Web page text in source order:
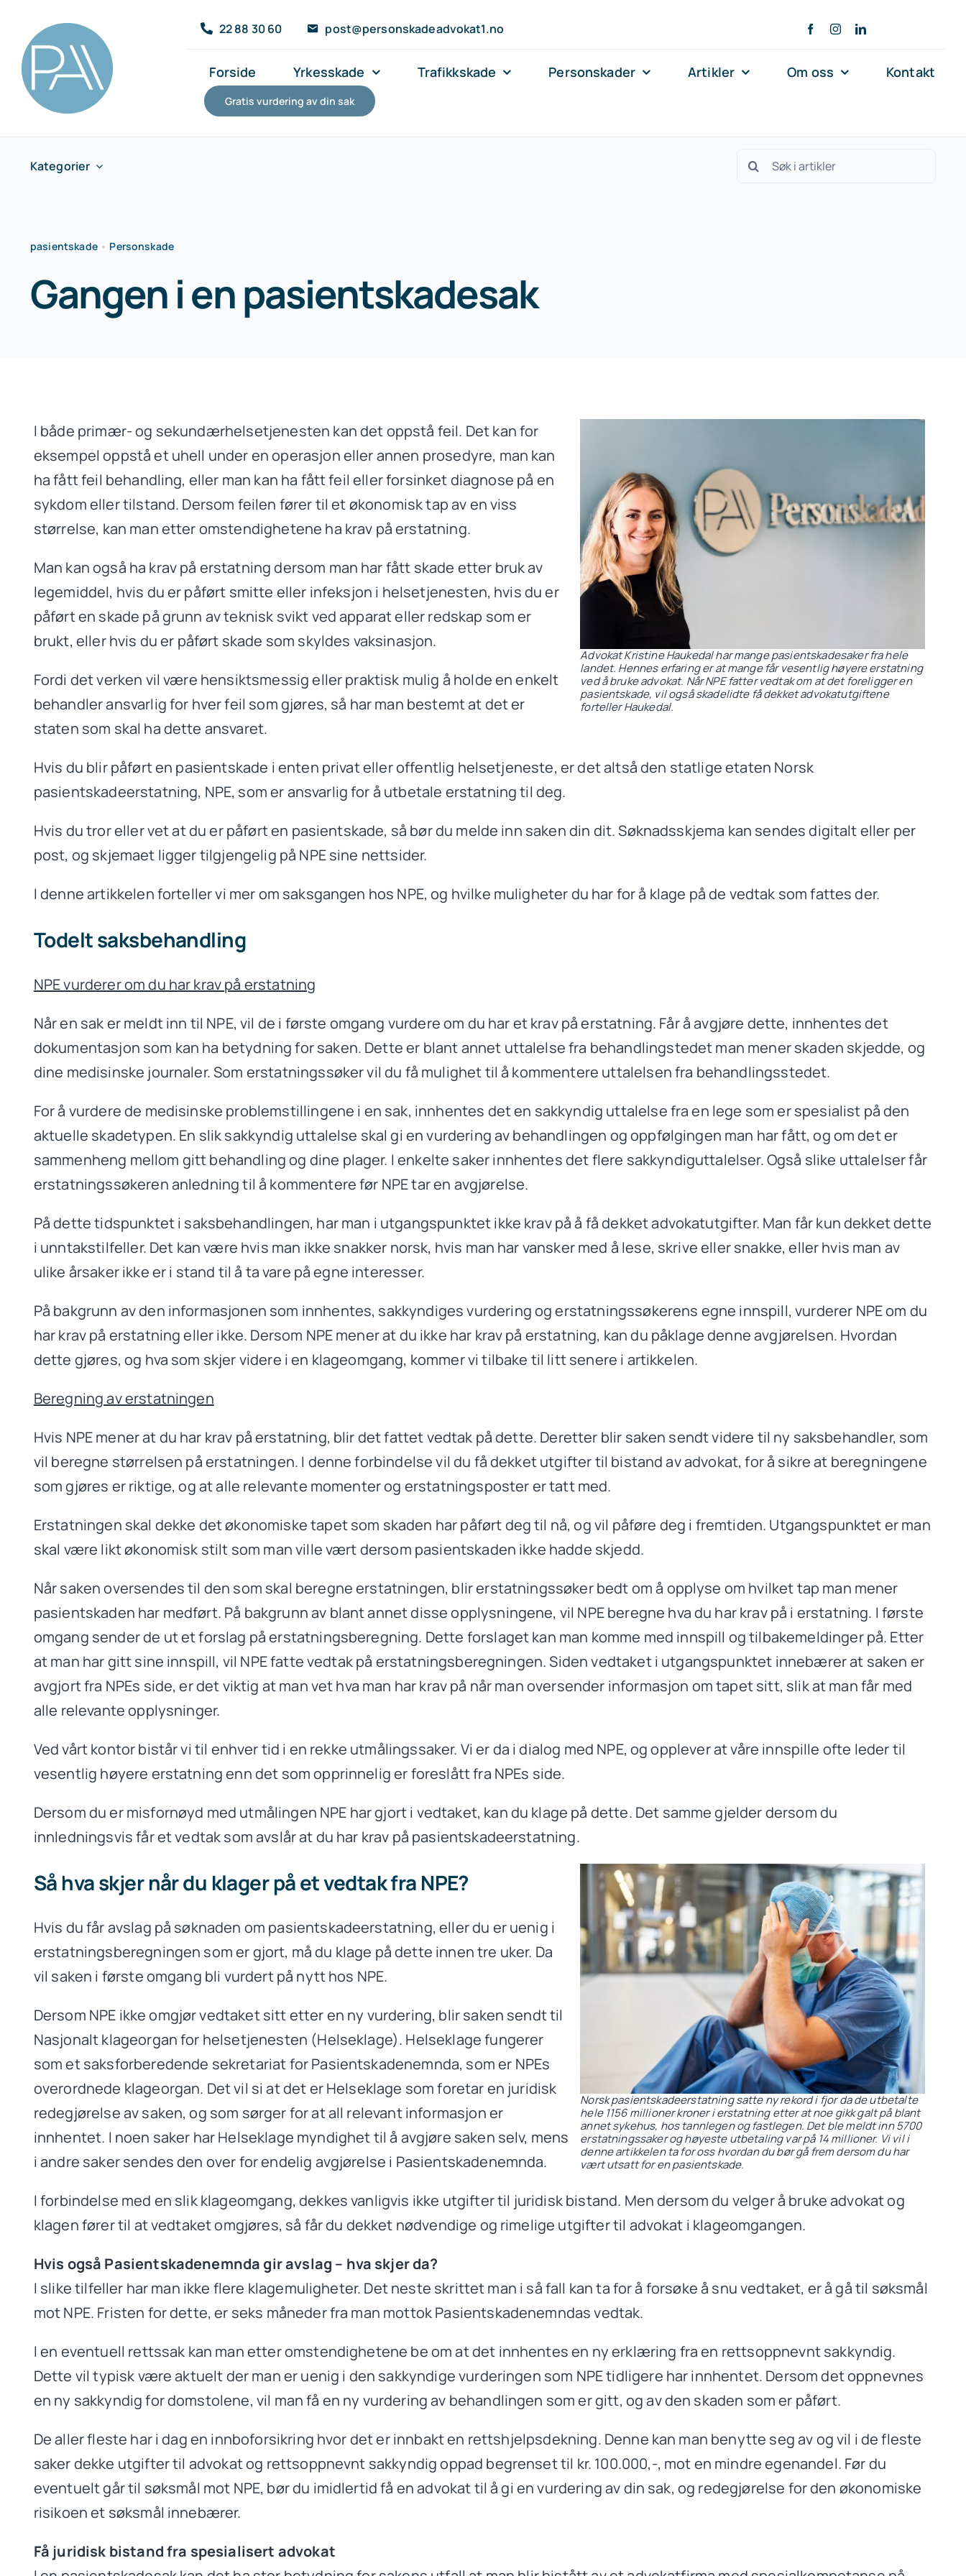
content
22 88 30 60 post@personskadeadvokat1.no
Forside Yrkesskade Trafikkskade Personskader Artikler Om oss Kontakt
Gratis vurdering av din sak
Kategorier
Søk
pasientskade• Personskade
Gangen i en pasientskadesak
Advokat Kristine Haukedal har mange pasientskadesaker fra hele
landet. Hennes erfaring er at mange får vesentlig høyere erstatning
ved å bruke advokat. Når NPE fatter vedtak om at det foreligger en
pasientskade, vil også skadelidte få dekket advokatutgiftene
forteller Haukedal.
I både primær- og sekundærhelsetjenesten kan det oppstå feil. Det kan for
eksempel oppstå et uhell under en operasjon eller annen prosedyre, man kan
ha fått feil behandling, eller man kan ha fått feil eller forsinket diagnose på en
sykdom eller tilstand. Dersom feilen fører til et økonomisk tap av en viss
størrelse, kan man etter omstendighetene ha krav på erstatning.
Man kan også ha krav på erstatning dersom man har fått skade etter bruk av
legemiddel, hvis du er påført smitte eller infeksjon i helsetjenesten, hvis du er
påført en skade på grunn av teknisk svikt ved apparat eller redskap som er
brukt, eller hvis du er påført skade som skyldes vaksinasjon.
Fordi det verken vil være hensiktsmessig eller praktisk mulig å holde en enkelt
behandler ansvarlig for hver feil som gjøres, så har man bestemt at det er
staten som skal ha dette ansvaret.
Hvis du blir påført en pasientskade i enten privat eller offentlig helsetjeneste, er det altså den statlige etaten Norsk
pasientskadeerstatning, NPE, som er ansvarlig for å utbetale erstatning til deg.
Hvis du tror eller vet at du er påført en pasientskade, så bør du melde inn saken din dit. Søknadsskjema kan sendes digitalt eller per
post, og skjemaet ligger tilgjengelig på NPE sine nettsider.
I denne artikkelen forteller vi mer om saksgangen hos NPE, og hvilke muligheter du har for å klage på de vedtak som fattes der.
Todelt saksbehandling
NPE vurderer om du har krav på erstatning
Når en sak er meldt inn til NPE, vil de i første omgang vurdere om du har et krav på erstatning. Får å avgjøre dette, innhentes det
dokumentasjon som kan ha betydning for saken. Dette er blant annet uttalelse fra behandlingstedet man mener skaden skjedde, og
dine medisinske journaler. Som erstatningssøker vil du få mulighet til å kommentere uttalelsen fra behandlingsstedet.
For å vurdere de medisinske problemstillingene i en sak, innhentes det en sakkyndig uttalelse fra en lege som er spesialist på den
aktuelle skadetypen. En slik sakkyndig uttalelse skal gi en vurdering av behandlingen og oppfølgingen man har fått, og om det er
sammenheng mellom gitt behandling og dine plager. I enkelte saker innhentes det flere sakkyndiguttalelser. Også slike uttalelser får
erstatningssøkeren anledning til å kommentere før NPE tar en avgjørelse.
På dette tidspunktet i saksbehandlingen, har man i utgangspunktet ikke krav på å få dekket advokatutgifter. Man får kun dekket dette
i unntakstilfeller. Det kan være hvis man ikke snakker norsk, hvis man har vansker med å lese, skrive eller snakke, eller hvis man av
ulike årsaker ikke er i stand til å ta vare på egne interesser.
På bakgrunn av den informasjonen som innhentes, sakkyndiges vurdering og erstatningssøkerens egne innspill, vurderer NPE om du
har krav på erstatning eller ikke. Dersom NPE mener at du ikke har krav på erstatning, kan du påklage denne avgjørelsen. Hvordan
dette gjøres, og hva som skjer videre i en klageomgang, kommer vi tilbake til litt senere i artikkelen.
Beregning av erstatningen
Hvis NPE mener at du har krav på erstatning, blir det fattet vedtak på dette. Deretter blir saken sendt videre til ny saksbehandler, som
vil beregne størrelsen på erstatningen. I denne forbindelse vil du få dekket utgifter til bistand av advokat, for å sikre at beregningene
som gjøres er riktige, og at alle relevante momenter og erstatningsposter er tatt med.
Erstatningen skal dekke det økonomiske tapet som skaden har påført deg til nå, og vil påføre deg i fremtiden. Utgangspunktet er man
skal være likt økonomisk stilt som man ville vært dersom pasientskaden ikke hadde skjedd.
Når saken oversendes til den som skal beregne erstatningen, blir erstatningssøker bedt om å opplyse om hvilket tap man mener
pasientskaden har medført. På bakgrunn av blant annet disse opplysningene, vil NPE beregne hva du har krav på i erstatning. I første
omgang sender de ut et forslag på erstatningsberegning. Dette forslaget kan man komme med innspill og tilbakemeldinger på. Etter
at man har gitt sine innspill, vil NPE fatte vedtak på erstatningsberegningen. Siden vedtaket i utgangspunktet innebærer at saken er
avgjort fra NPEs side, er det viktig at man vet hva man har krav på når man oversender informasjon om tapet sitt, slik at man får med
alle relevante opplysninger.
Ved vårt kontor bistår vi til enhver tid i en rekke utmålingssaker. Vi er da i dialog med NPE, og opplever at våre innspille ofte leder til
vesentlig høyere erstatning enn det som opprinnelig er foreslått fra NPEs side.
Dersom du er misfornøyd med utmålingen NPE har gjort i vedtaket, kan du klage på dette. Det samme gjelder dersom du
innledningsvis får et vedtak som avslår at du har krav på pasientskadeerstatning.
Norsk pasientskadeerstatning satte ny rekord i fjor da de utbetalte
hele 1156 millioner kroner i erstatning etter at noe gikk galt på blant
annet sykehus, hos tannlegen og fastlegen. Det ble meldt inn 5700
erstatningssaker og høyeste utbetaling var på 14 millioner. Vi vil i
denne artikkelen ta for oss hvordan du bør gå frem dersom du har
vært utsatt for en pasientskade.
Så hva skjer når du klager på et vedtak fra NPE?
Hvis du får avslag på søknaden om pasientskadeerstatning, eller du er uenig i
erstatningsberegningen som er gjort, må du klage på dette innen tre uker. Da
vil saken i første omgang bli vurdert på nytt hos NPE.
Dersom NPE ikke omgjør vedtaket sitt etter en ny vurdering, blir saken sendt til
Nasjonalt klageorgan for helsetjenesten (Helseklage). Helseklage fungerer
som et saksforberedende sekretariat for Pasientskadenemnda, som er NPEs
overordnede klageorgan. Det vil si at det er Helseklage som foretar en juridisk
redegjørelse av saken, og som sørger for at all relevant informasjon er
innhentet. I noen saker har Helseklage myndighet til å avgjøre saken selv, mens
i andre saker sendes den over for endelig avgjørelse i Pasientskadenemnda.
I forbindelse med en slik klageomgang, dekkes vanligvis ikke utgifter til juridisk bistand. Men dersom du velger å bruke advokat og
klagen fører til at vedtaket omgjøres, så får du dekket nødvendige og rimelige utgifter til advokat i klageomgangen.
Hvis også Pasientskadenemnda gir avslag – hva skjer da?
I slike tilfeller har man ikke flere klagemuligheter. Det neste skrittet man i så fall kan ta for å forsøke å snu vedtaket, er å gå til søksmål
mot NPE. Fristen for dette, er seks måneder fra man mottok Pasientskadenemndas vedtak.
I en eventuell rettssak kan man etter omstendighetene be om at det innhentes en ny erklæring fra en rettsoppnevnt sakkyndig.
Dette vil typisk være aktuelt der man er uenig i den sakkyndige vurderingen som NPE tidligere har innhentet. Dersom det oppnevnes
en ny sakkyndig for domstolene, vil man få en ny vurdering av behandlingen som er gitt, og av den skaden som er påført.
De aller fleste har i dag en innboforsikring hvor det er innbakt en rettshjelpsdekning. Denne kan man benytte seg av og vil i de fleste
saker dekke utgifter til advokat og rettsoppnevnt sakkyndig oppad begrenset til kr. 100.000,-, mot en mindre egenandel. Før du
eventuelt går til søksmål mot NPE, bør du imidlertid få en advokat til å gi en vurdering av din sak, og redegjørelse for den økonomiske
risikoen et søksmål innebærer.
Få juridisk bistand fra spesialisert advokat